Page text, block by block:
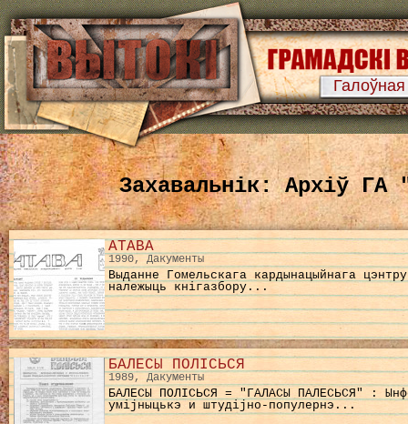
Галоўная
Захавальнік: Архіў ГА
АТАВА
1990, Дакументы
Выданне Гомельскага кардынацыйнага
належыць кнiгазбору...
БАЛЕСЫ ПОЛІСЬСЯ
1989, Дакументы
БАЛЕСЫ ПОЛIСЬСЯ = "ГАЛАСЫ ПАЛЕСЬСЯ" :
умijныцькэ и штудijно-популернэ...